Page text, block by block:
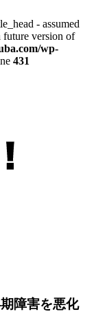
- assumed
version of
wp-
431
障害を悪化